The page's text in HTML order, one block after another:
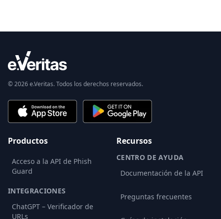
© 2026 e.Veritas. Todos los derechos reservados.
Productos
Acceso a la API de Phish
Guard
INTEGRACIONES
ChatGPT – Verificador de
URLs
Recursos
CENTRO DE AYUDA
Documentación de la API
Preguntas frecuentes